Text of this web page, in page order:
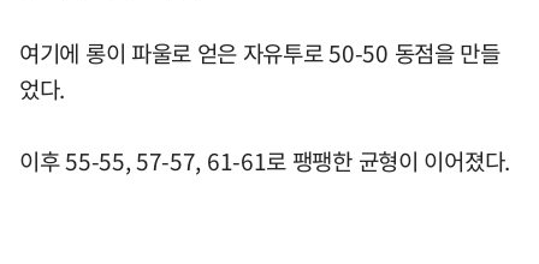
여기에 롱이 파울로 얻은 자유투로 50-50 동점을 만들
었다.
이후 55-55, 57-57, 61-61로 팽팽한 균형이 이어졌다.